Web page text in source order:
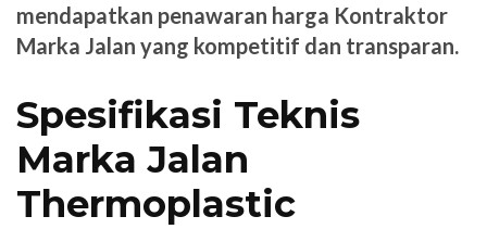
mendapatkan penawaran harga Kontraktor
Marka Jalan yang kompetitif dan transparan.
Spesifikasi Teknis
Marka Jalan
Thermoplastic